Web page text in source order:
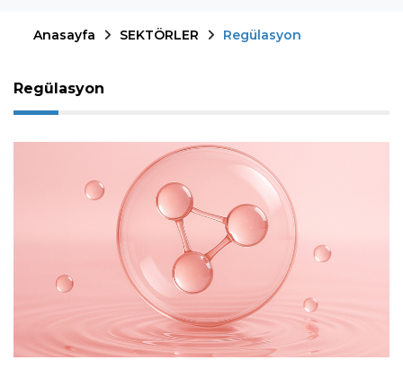
Anasayfa SEKTÖRLER Regülasyon
Regülasyon
14 Temmuz 2026